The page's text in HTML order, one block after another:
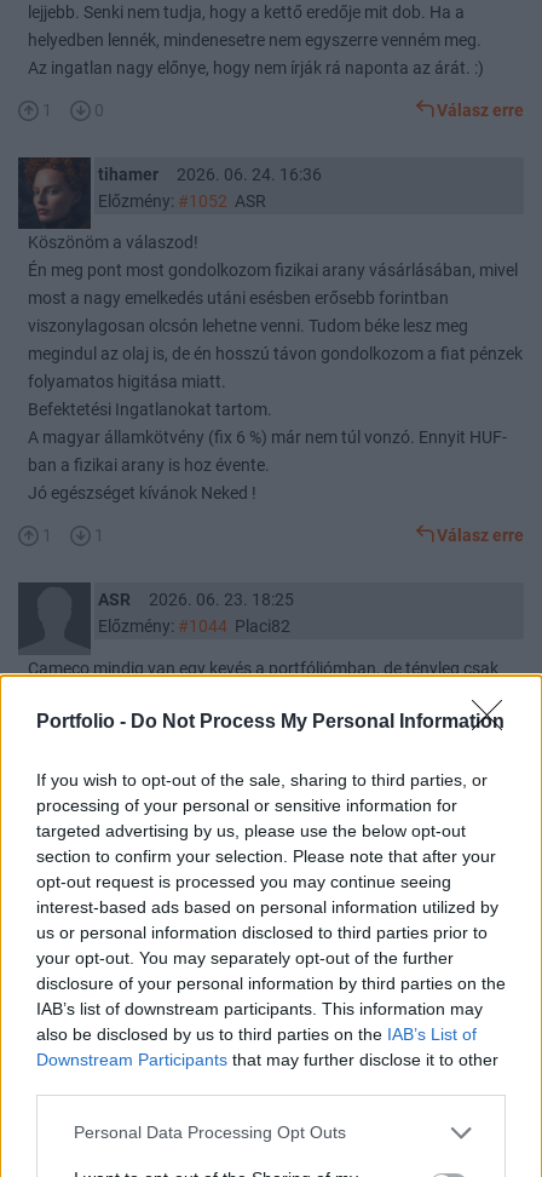
Portfolio - Do Not Process My Personal Information
If you wish to opt-out of the sale, sharing to third parties, or
processing of your personal or sensitive information for
targeted advertising by us, please use the below opt-out
section to confirm your selection. Please note that after your
opt-out request is processed you may continue seeing
interest-based ads based on personal information utilized by
us or personal information disclosed to third parties prior to
your opt-out. You may separately opt-out of the further
disclosure of your personal information by third parties on the
IAB’s list of downstream participants. This information may
also be disclosed by us to third parties on the IAB’s List of
Downstream Participants that may further disclose it to other
Personal Data Processing Opt Outs
lejjebb. Senki nem tudja, hogy a kettő eredője mit dob. Ha a
helyedben lennék, mindenesetre nem egyszerre venném meg.
Az ingatlan nagy előnye, hogy nem írják rá naponta az árát. :)
1 0 Válasz erre
tihamer
2026. 06. 24. 16:36
Előzmény: #1052 ASR
Köszönöm a válaszod!
Én meg pont most gondolkozom fizikai arany vásárlásában, mivel
most a nagy emelkedés utáni esésben erősebb forintban
viszonylagosan olcsón lehetne venni. Tudom béke lesz meg
megindul az olaj is, de én hosszú távon gondolkozom a fiat pénzek
folyamatos higitása miatt.
Befektetési Ingatlanokat tartom.
A magyar államkötvény (fix 6 %) már nem túl vonzó. Ennyit HUF-
ban a fizikai arany is hoz évente.
Jó egészséget kívánok Neked !
1 1 Válasz erre
ASR
2026. 06. 23. 18:25
Előzmény: #1044Placi82
Cameco mindig van egy kevés a portfóliómban, de tényleg csak
fűszerként. Az olajnál várom, hogy visszajöjjön 70 környékére, ott
ismét elkezdem venni a kitermelőket. Energiában sokkal
durván a gáz- és áraminfrastruktúrát. Enbridge, Hydro One, és
lehet még találni jópárat.
A likviditás fogy, az aranynak nincs hajtóereje. Szerintem nem
láttuk még az alját, de 4000 környékén kiderül... Enyhén nettó
shortban vagyok, kicsit túlfedeztem.
1 0 Válasz erre
2026. 06. 23. 18:25
Törölt hozzászólás
#1051
2026. 06. 23. 18:18